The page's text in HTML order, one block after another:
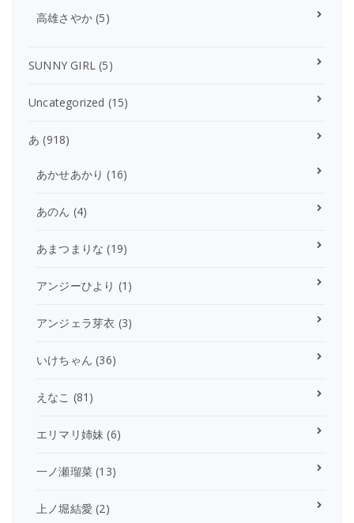
高雄さやか (5)
SUNNY GIRL (5)
Uncategorized (15)
あ (918)
あかせあかり (16)
あのん (4)
あまつまりな (19)
アンジーひより (1)
アンジェラ芽衣 (3)
いけちゃん (36)
えなこ (81)
エリマリ姉妹 (6)
一ノ瀬瑠菜 (13)
上ノ堀結愛 (2)